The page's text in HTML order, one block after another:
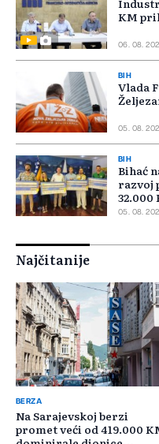
KM
06. 08.
BIH
Vlada
05. 08.
BIH
Bihać
razvoj
32.000
05. 08.
Najčitanije
BERZA
Na Sarajevskoj berzi
promet veći od 419.000